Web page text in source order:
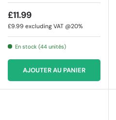
£11.99
£9.99 excluding VAT @20%
En stock (44 unités)
AJOUTER AU PANIER